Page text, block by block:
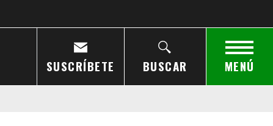
SUSCRÍBETE BUSCAR MENÚ